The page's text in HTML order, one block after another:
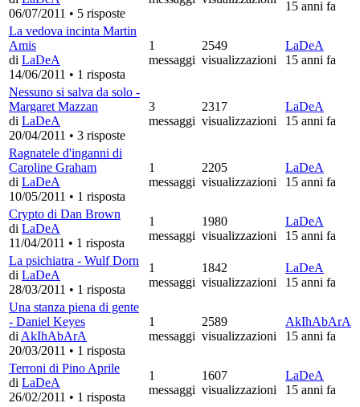
06/07/2011 • 5 risposte
15 anni fa
La vedova incinta Martin
Amis
di LaDeA
14/06/2011 • 1 risposta
1
messaggi
2549
visualizzazioni
LaDeA
15 anni fa
Nessuno si salva da solo -
Margaret Mazzan
di LaDeA
20/04/2011 • 3 risposte
3
messaggi
2317
visualizzazioni
LaDeA
15 anni fa
Ragnatele d'inganni di
Caroline Graham
di LaDeA
10/05/2011 • 1 risposta
1
messaggi
2205
visualizzazioni
LaDeA
15 anni fa
Crypto di Dan Brown
di LaDeA
11/04/2011 • 1 risposta
1
messaggi
1980
visualizzazioni
LaDeA
15 anni fa
La psichiatra - Wulf Dorn
di LaDeA
28/03/2011 • 1 risposta
1
messaggi
1842
visualizzazioni
LaDeA
15 anni fa
Una stanza piena di gente
- Daniel Keyes
di AkIhAbArA
20/03/2011 • 1 risposta
1
messaggi
2589
visualizzazioni
AkIhAbArA
15 anni fa
Terroni di Pino Aprile
di LaDeA
26/02/2011 • 1 risposta
1
messaggi
1607
visualizzazioni
LaDeA
15 anni fa